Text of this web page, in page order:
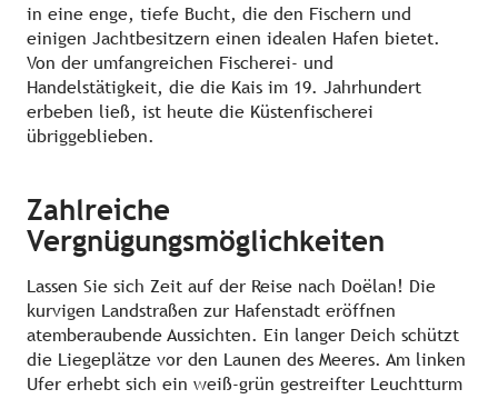
in eine enge, tiefe Bucht, die den Fischern und
einigen Jachtbesitzern einen idealen Hafen bietet.
Von der umfangreichen Fischerei- und
Handelstätigkeit, die die Kais im 19. Jahrhundert
erbeben ließ, ist heute die Küstenfischerei
übriggeblieben.
Zahlreiche
Vergnügungsmöglichkeiten
Lassen Sie sich Zeit auf der Reise nach Doëlan! Die
kurvigen Landstraßen zur Hafenstadt eröffnen
atemberaubende Aussichten. Ein langer Deich schützt
die Liegeplätze vor den Launen des Meeres. Am linken
Ufer erhebt sich ein weiß-grün gestreifter Leuchtturm